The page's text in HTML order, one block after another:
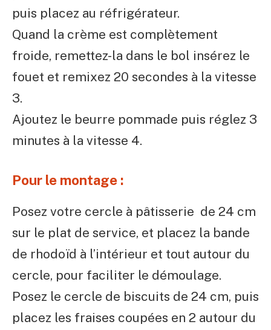
puis placez au réfrigérateur.
Quand la crème est complètement
froide, remettez-la dans le bol insérez le
fouet et remixez 20 secondes à la vitesse
3.
Ajoutez le beurre pommade puis réglez 3
minutes à la vitesse 4.
Pour le montage :
Posez votre cercle à pâtisserie de 24 cm
sur le plat de service, et placez la bande
de rhodoïd à l’intérieur et tout autour du
cercle, pour faciliter le démoulage.
Posez le cercle de biscuits de 24 cm, puis
placez les fraises coupées en 2 autour du